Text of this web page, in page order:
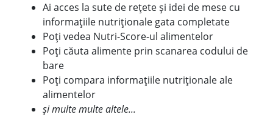
Ai acces la sute de rețete și idei de mese cu
informațiile nutriționale gata completate
Poți vedea Nutri-Score-ul alimentelor
Poți căuta alimente prin scanarea codului de
bare
Poți compara informațiile nutriționale ale
alimentelor
și multe multe altele...